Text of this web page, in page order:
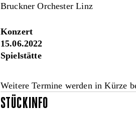
Bruckner Orchester Linz
Konzert
15.06.2022
Spielstätte
Weitere Termine werden in Kürze
STÜCKINFO